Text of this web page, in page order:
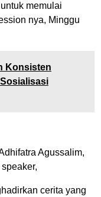
memulai
nya, Minggu
Konsisten
Agussalim,
cerita yang